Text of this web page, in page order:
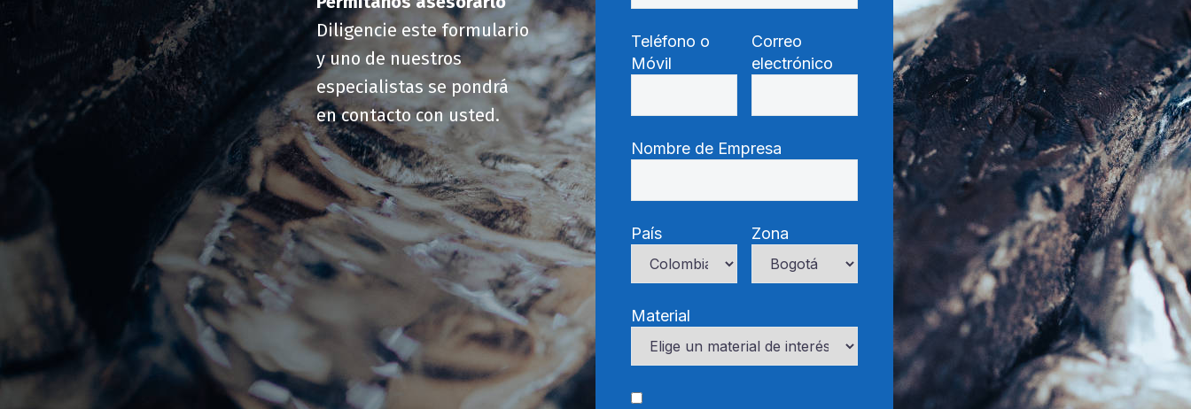
Diligencie este formulario
y uno de nuestros
especialistas se pondrá
en contacto con usted.
Teléfono o
Móvil
Correo
electrónico
Nombre de Empresa
País Zona
Material